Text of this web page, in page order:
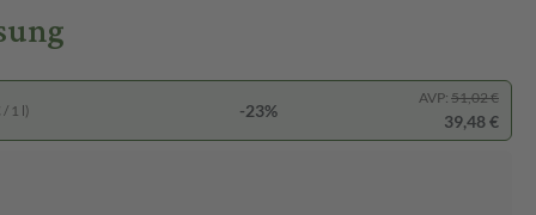
1 l) -23%
AVP: 51,02 €
39,48 €